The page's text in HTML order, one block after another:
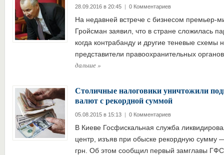
28.09.2016 в 20:45 | 0 Комментариев
На недавней встрече с бизнесом премьер-
Гройсман заявил, что в стране сложилась
когда контрабанду и другие теневые схемы
представители правоохранительных
дальше»
Столичные налоговики уничтожили
валют с рекордной суммой
05.08.2015 в 15:13 | 0 Комментариев
В Киеве Госфискальная служба
центр, изъяв при обыске рекордную
грн. Об этом сообщил первый замглавы